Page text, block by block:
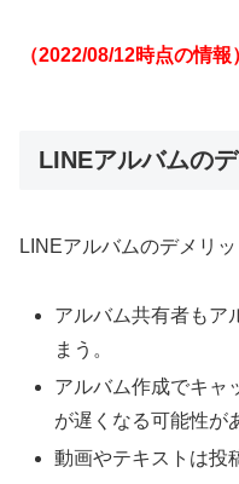
（2022/08/12時点の情報
LINEアルバムの
LINEアルバムのデメリッ
アルバム共有者もア
まう。
アルバム作成でキャ
が遅くなる可能性が
動画やテキストは投